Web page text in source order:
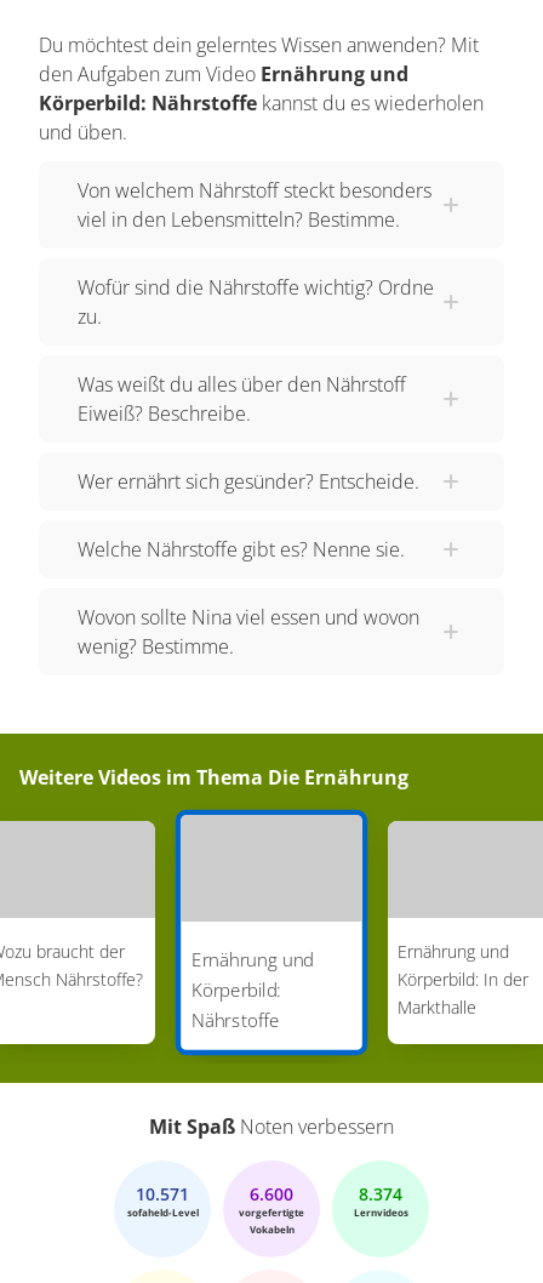
Du möchtest dein gelerntes Wissen anwenden? Mit
den Aufgaben zum Video Ernährung und
Körperbild: Nährstoffe kannst du es wiederholen
und üben.
Von welchem Nährstoff steckt besonders
viel in den Lebensmitteln? Bestimme.
Wofür sind die Nährstoffe wichtig? Ordne
zu.
Was weißt du alles über den Nährstoff
Eiweiß? Beschreibe.
Wer ernährt sich gesünder? Entscheide.
Welche Nährstoffe gibt es? Nenne sie.
Wovon sollte Nina viel essen und wovon
wenig? Bestimme.
Weitere Videos im Thema Die Ernährung
braucht der
Nährstoffe?
Ernährung und
Körperbild:
Nährstoffe
Ernährung und
Körperbild: In der
Markthalle
Mit Spaß Noten verbessern
10.571
sofaheld-Level
6.600
vorgefertigte
Vokabeln
8.374
Lernvideos